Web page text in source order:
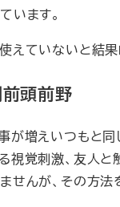
います。
えていないと結
頭前野
が増えいつもと
視覚刺激、友人
んが、その方法